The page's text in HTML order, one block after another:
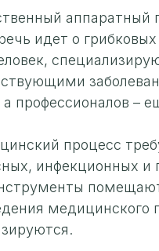
аппаратный
идет о
а профессионалов –
процесс
инфекционных и
медицинского